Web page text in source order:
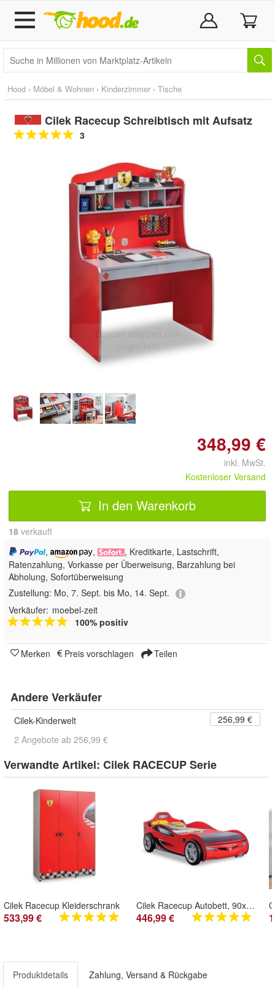
Hood › Möbel & Wohnen › Kinderzimmer › Tische
Cilek Racecup Schreibtisch mit Aufsatz
3
Doppelt antippen zum
vergrößern
348,99 €
inkl. MwSt.
Kostenloser Versand
In den Warenkorb
18 verkauft
,
,
, Kreditkarte, Lastschrift,
Ratenzahlung, Vorkasse per Überweisung, Barzahlung bei
Abholung, Sofortüberweisung
Zustellung: Mo, 7. Sept. bis Mo, 14. Sept.
Verkäufer: moebel-zeit
100% positiv
Merken Preis vorschlagen Teilen
Andere Verkäufer
Cilek-Kinderwelt
256,99 €
2 Angebote ab 256,99 €
Verwandte Artikel: Cilek RACECUP Serie
Cilek Racecup Kleiderschrank
533,99 €
Cilek Racecup Autobett, 90x190 cm
446,99 €
Produktdetails Zahlung, Versand & Rückgabe